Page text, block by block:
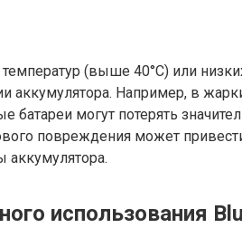
(выше 40°C) или
аккумулятора. Например, в
могут потерять
повреждения может
аккумулятора.
использования